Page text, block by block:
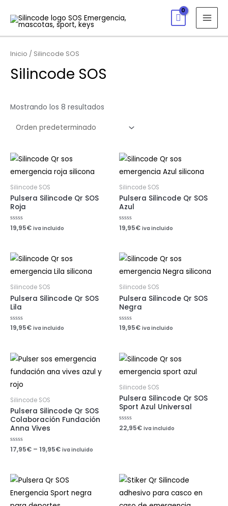
Inicio / Silincode SOS
Silincode SOS
Mostrando los 8 resultados
Silincode SOS
Pulsera Silincode Qr SOS
Roja
Valorado
con
19,95€ iva incluido
Silincode SOS
Pulsera Silincode Qr SOS
Azul
Valorado
con
19,95€ iva incluido
Silincode SOS
Pulsera Silincode Qr SOS
Lila
Valorado
con
19,95€ iva incluido
Silincode SOS
Pulsera Silincode Qr SOS
Negra
Valorado
con
19,95€ iva incluido
Silincode SOS
Pulsera Silincode Qr SOS
Colaboración Fundación
Anna Vives
Valorado
con
17,95€ – 19,95€ iva incluido
Silincode SOS
Pulsera Silincode Qr SOS
Sport Azul Universal
Valorado
con
22,95€ iva incluido